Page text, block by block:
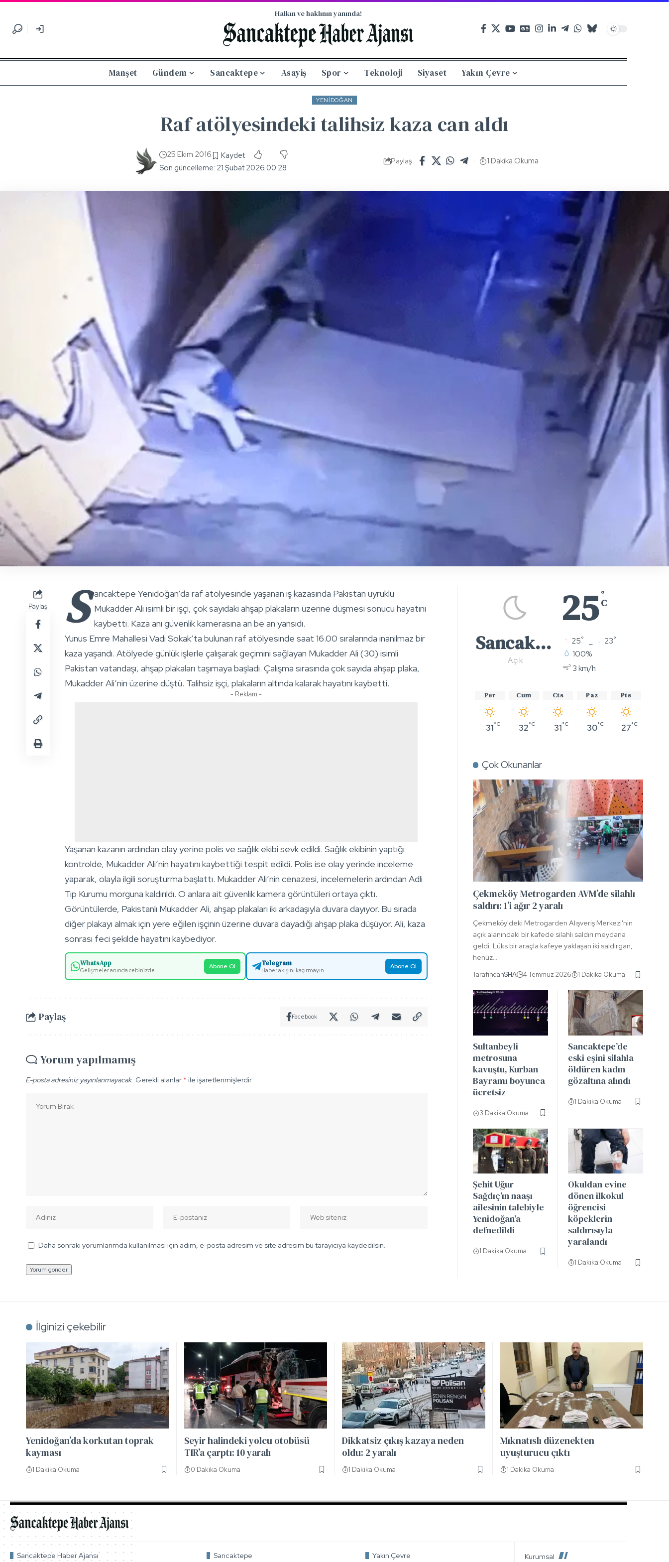
Halkın ve haklının yanında!
Manşet Gündem Sancaktepe Asayiş Spor Teknoloji Siyaset Yakın Çevre
YENIDOĞAN
Raf atölyesindeki talihsiz kaza can aldı
Son güncelleme: 21 Şubat 2026 00:28
25 Ekim 2016
Paylaş 1 Dakika Okuma
Paylaş S ancaktepe Yenidoğan’da raf atölyesinde yaşanan iş kazasında Pakistan uyruklu
Mukadder Ali isimli bir işçi, çok sayıdaki ahşap plakaların üzerine düşmesi sonucu hayatını
kaybetti. Kaza anı güvenlik kamerasına an be an yansıdı.
Yunus Emre Mahallesi Vadi Sokak’ta bulunan raf atölyesinde saat 16.00 sıralarında inanılmaz bir
kaza yaşandı. Atölyede günlük işlerle çalışarak geçimini sağlayan Mukadder Ali (30) isimli
Pakistan vatandaşı, ahşap plakaları taşımaya başladı. Çalışma sırasında çok sayıda ahşap plaka,
Mukadder Ali’nin üzerine düştü. Talihsiz işçi, plakaların altında kalarak hayatını kaybetti.
- Reklam -
Yaşanan kazanın ardından olay yerine polis ve sağlık ekibi sevk edildi. Sağlık ekibinin yaptığı
kontrolde, Mukadder Ali’nin hayatını kaybettiği tespit edildi. Polis ise olay yerinde inceleme
yaparak, olayla ilgili soruşturma başlattı. Mukadder Ali’nin cenazesi, incelemelerin ardından Adli
Tıp Kurumu morguna kaldırıldı. O anlara ait güvenlik kamera görüntüleri ortaya çıktı.
Görüntülerde, Pakistanlı Mukadder Ali, ahşap plakaları iki arkadaşıyla duvara dayıyor. Bu sırada
diğer plakayı almak için yere eğilen işçinin üzerine duvara dayadığı ahşap plaka düşüyor. Ali, kaza
sonrası feci şekilde hayatını kaybediyor.
WhatsApp
Gelişmeler anında cebinizde Abone Ol Telegram
Haber akışını kaçırmayın Abone Ol
Paylaş Facebook
Yorum yapılmamış
E-posta adresiniz yayınlanmayacak. Gerekli alanlar * ile işaretlenmişlerdir
Daha sonraki yorumlarımda kullanılması için adım, e-posta adresim ve site adresim bu tarayıcıya kaydedilsin.
25 °
C
Sancaktepe
Açık
25° 23°
100%
3 km/h
Per
31°C
Cum
32°C
Cts
31°C
Paz
30°C
Pts
27°C
Çok Okunanlar
Çekmeköy Metrogarden AVM’de silahlı
saldırı: 1’i ağır 2 yaralı
Çekmeköy'deki Metrogarden Alışveriş Merkezi'nin
açık alanındaki bir kafede silahlı saldırı meydana
geldi. Lüks bir araçla kafeye yaklaşan iki saldırgan,
henüz…
TarafındanSHA 4 Temmuz 2026 1 Dakika Okuma
Sultanbeyli
metrosuna
kavuştu, Kurban
Bayramı boyunca
ücretsiz
3 Dakika Okuma
Sancaktepe’de
eski eşini silahla
öldüren kadın
gözaltına alındı
1 Dakika Okuma
Şehit Uğur
Sağdıç’ın naaşı
ailesinin talebiyle
Yenidoğan’a
defnedildi
1 Dakika Okuma
Okuldan evine
dönen ilkokul
öğrencisi
köpeklerin
saldırısıyla
yaralandı
1 Dakika Okuma
İlginizi çekebilir
Yenidoğan’da korkutan toprak
kayması
1 Dakika Okuma
Seyir halindeki yolcu otobüsü
TIR’a çarptı: 10 yaralı
0 Dakika Okuma
Dikkatsiz çıkış kazaya neden
oldu: 2 yaralı
1 Dakika Okuma
Mıknatıslı düzenekten
uyuşturucu çıktı
1 Dakika Okuma
Sancaktepe Haber Ajansı Sancaktepe Yakın Çevre Kurumsal